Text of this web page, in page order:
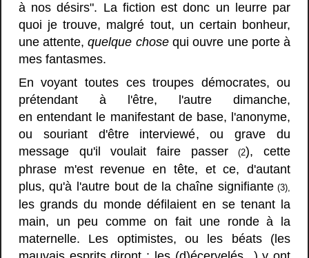
à nos désirs". La fiction est donc un leurre par
quoi je trouve, malgré tout, un certain bonheur,
une attente,quelque chosequi ouvre une porte à
mes fantasmes.
En voyant toutes ces troupes démocrates, ou
prétendant à l'être, l'autre dimanche,
en entendant le manifestant de base, l'anonyme,
ou souriant d'être interviewé, ou grave du
message qu'il voulait faire passer(2), cette
phrase m'est revenue en tête, et ce, d'autant
plus, qu'à l'autre bout de la chaîne signifiante(3),
les grands du monde défilaient en se tenant la
main, un peu comme on fait une ronde à la
maternelle. Les optimistes, ou les béats (les